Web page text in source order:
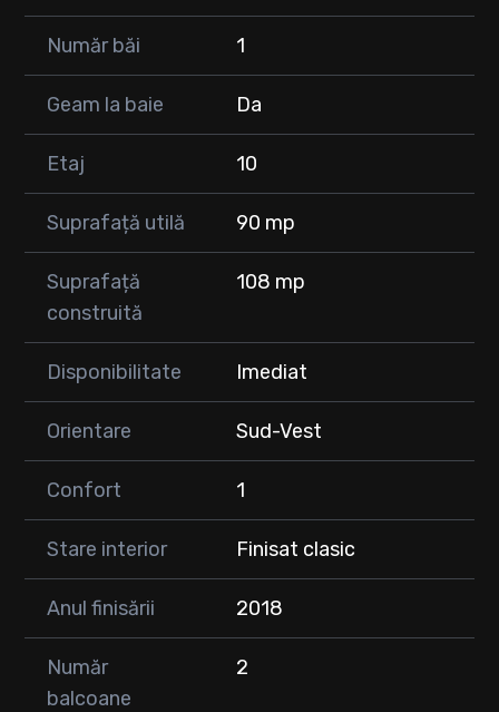
• școală, grădiniță, creșă
• supermarketuri
💰 Pret: 240.000 euro
fiind gata pentru mutare imediată.
📍 Locație avantajoasă, cu acces facil către mijloace de
transport, magazine, școli și alte puncte de interes.
Număr băi 1
Geam la baie Da
Etaj 10
Suprafață utilă 90 mp
Suprafață
construită
108 mp
Disponibilitate Imediat
Orientare Sud-Vest
Confort 1
Stare interior Finisat clasic
Anul finisării 2018
Număr
balcoane
2